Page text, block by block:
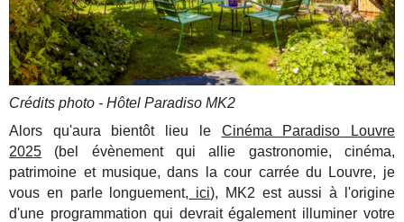
Crédits photo - Hôtel Paradiso MK2
Alors qu'aura bientôt lieu le Cinéma Paradiso Louvre
2025 (bel évènement qui allie gastronomie, cinéma,
patrimoine et musique, dans la cour carrée du Louvre, je
vous en parle longuement, ici), MK2 est aussi à l'origine
d'une programmation qui devrait également illuminer votre